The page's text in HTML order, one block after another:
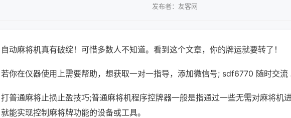
发布者：友客网
自动麻将机真有破绽！可惜多数人不知道。看到这个文章，你的牌运就要转了！
若你在仪器使用上需要帮助，想获取一对一指导，添加微信号; sdf6770 随时交流
打普通麻将止损止盈技巧;普通麻将机程序控牌器一般是指通过一些无需对麻将机
就能实现控制麻将牌功能的设备或工具。